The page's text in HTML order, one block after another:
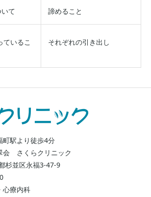
て 諦めること
ているこ
それぞれの引き出し
駅より徒歩4分
さくらクリニック
杉並区永福3-47-9
心療内科